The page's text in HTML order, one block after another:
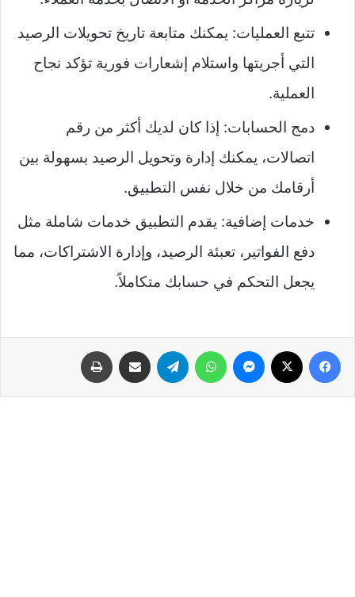
تتبع العمليات: يمكنك متابعة تاريخ تحويلات الرصيد
التي أجريتها واستلام إشعارات فورية تؤكد نجاح
العملية.
دمج الحسابات: إذا كان لديك أكثر من رقم
اتصالات، يمكنك إدارة وتحويل الرصيد بسهولة بين
أرقامك من خلال نفس التطبيق.
خدمات إضافية: يقدم التطبيق خدمات شاملة مثل
دفع الفواتير، تعبئة الرصيد، وإدارة الاشتراكات، مما
يجعل التحكم في حسابك متكاملاً.
فيسبوك ماسنجر واتساب تيلقرام مشاركة عبر البريد